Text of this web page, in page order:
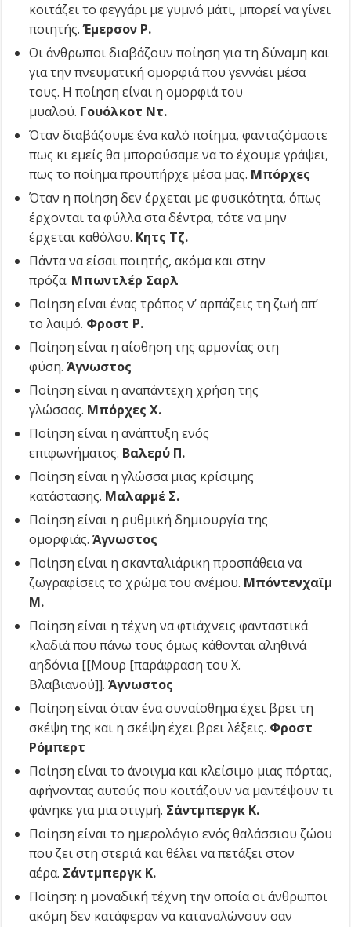
κοιτάζει το φεγγάρι με γυμνό μάτι, μπορεί να γίνει
ποιητής.Έμερσον Ρ.
Οι άνθρωποι διαβάζουν ποίηση για τη δύναμη και
για την πνευματική ομορφιά που γεννάει μέσα
τους. Η ποίηση είναι η ομορφιά του
μυαλού. Γουόλκοτ Ντ.
Όταν διαβάζουμε ένα καλό ποίημα, φανταζόμαστε
πως κι εμείς θα μπορούσαμε να το έχουμε γράψει,
πως το ποίημα προϋπήρχε μέσα μας. Μπόρχες
Όταν η ποίηση δεν έρχεται με φυσικότητα, όπως
έρχονται τα φύλλα στα δέντρα, τότε να μην
έρχεται καθόλου. Κητς Τζ.
Πάντα να είσαι ποιητής, ακόμα και στην
πρόζα. Μπωντλέρ Σαρλ
Ποίηση είναι ένας τρόπος ν’ αρπάζεις τη ζωή απ’
το λαιμό. Φροστ Ρ.
Ποίηση είναι η αίσθηση της αρμονίας στη
φύση.Άγνωστος
Ποίηση είναι η αναπάντεχη χρήση της
γλώσσας. Μπόρχες Χ.
Ποίηση είναι η ανάπτυξη ενός
επιφωνήματος. Βαλερύ Π.
Ποίηση είναι η γλώσσα μιας κρίσιμης
κατάστασης. Μαλαρμέ Σ.
Ποίηση είναι η ρυθμική δημιουργία της
ομορφιάς.Άγνωστος
Ποίηση είναι η σκανταλιάρικη προσπάθεια να
ζωγραφίσεις το χρώμα του ανέμου. Μπόντενχαϊμ
Μ.
Ποίηση είναι η τέχνη να φτιάχνεις φανταστικά
κλαδιά που πάνω τους όμως κάθονται αληθινά
αηδόνια [[Μουρ [παράφραση του Χ.
Βλαβιανού]].Άγνωστος
Ποίηση είναι όταν ένα συναίσθημα έχει βρει τη
σκέψη της και η σκέψη έχει βρει λέξεις. Φροστ
Ρόμπερτ
Ποίηση είναι το άνοιγμα και κλείσιμο μιας πόρτας,
αφήνοντας αυτούς που κοιτάζουν να μαντέψουν τι
φάνηκε για μια στιγμή. Σάντμπεργκ Κ.
Ποίηση είναι το ημερολόγιο ενός θαλάσσιου ζώου
που ζει στη στεριά και θέλει να πετάξει στον
αέρα. Σάντμπεργκ Κ.
Ποίηση: η μοναδική τέχνη την οποία οι άνθρωποι
ακόμη δεν κατάφεραν να καταναλώνουν σαν